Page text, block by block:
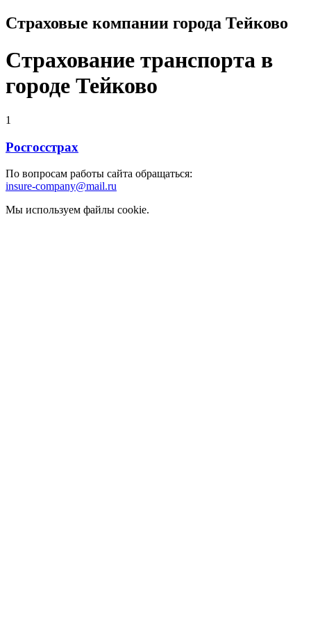
Страховые компании города Тейково
Страхование транспорта в
городе Тейково
1
Росгосстрах
По вопросам работы сайта обращаться:
insure-company@mail.ru
Мы используем файлы cookie.